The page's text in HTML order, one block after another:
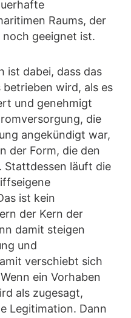
Raums, der
geeignet ist.
ist dabei, dass das
wird, als es
und genehmigt
die
angekündigt war,
der Form, die den
läuft die
ist kein
der Kern der
damit steigen
und
verschiebt sich
ein Vorhaben
als zugesagt,
Legitimation. Dann